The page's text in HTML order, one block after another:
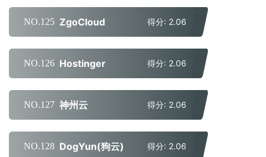
NO.125 ZgoCloud 得分: 2.06
NO.126 Hostinger 得分: 2.06
NO.127 神州云 得分: 2.06
NO.128 DogYun(狗云) 得分: 2.06